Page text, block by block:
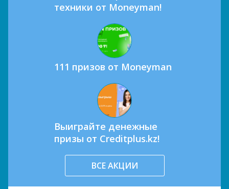
техники от Moneyman!
111 призов от Moneyman
Выиграйте денежные
призы от Creditplus.kz!
ВСЕ АКЦИИ